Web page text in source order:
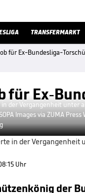
TRANSFERMARKT
für Ex-Bundesliga-
für Ex-
der Vergangenheit unter
Images via ZUMA Press
Uhr
der